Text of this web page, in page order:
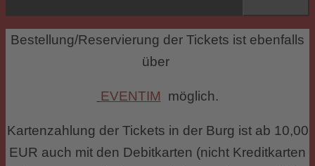
Bestellung/Reservierung der Tickets ist ebenfalls
über
EVENTIM möglich.
Kartenzahlung der Tickets in der Burg ist ab 10,00
EUR auch mit den Debitkarten (nicht Kreditkarten